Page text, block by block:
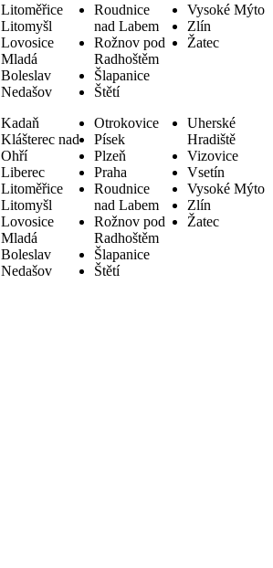
Litoměřice
Litomyšl
Lovosice
Mladá
Boleslav
Nedašov
Roudnice
nad Labem
Rožnov pod
Radhoštěm
Šlapanice
Štětí
Vysoké Mýto
Zlín
Žatec
Kadaň
Klášterec nad
Ohří
Liberec
Litoměřice
Litomyšl
Lovosice
Mladá
Boleslav
Nedašov
Otrokovice
Písek
Plzeň
Praha
Roudnice
nad Labem
Rožnov pod
Radhoštěm
Šlapanice
Štětí
Uherské
Hradiště
Vizovice
Vsetín
Vysoké Mýto
Zlín
Žatec